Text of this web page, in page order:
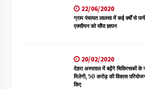
22/06/2020
ग्राम पंचायत लालसा में कई वर्षों से
एक्सीयन को सौंपा ज्ञापन
20/02/2020
देहरा अस्पताल में बढ़ेंगे चिकित्सकों के
मिलेगी, 50 करोड़ की विकास
किए